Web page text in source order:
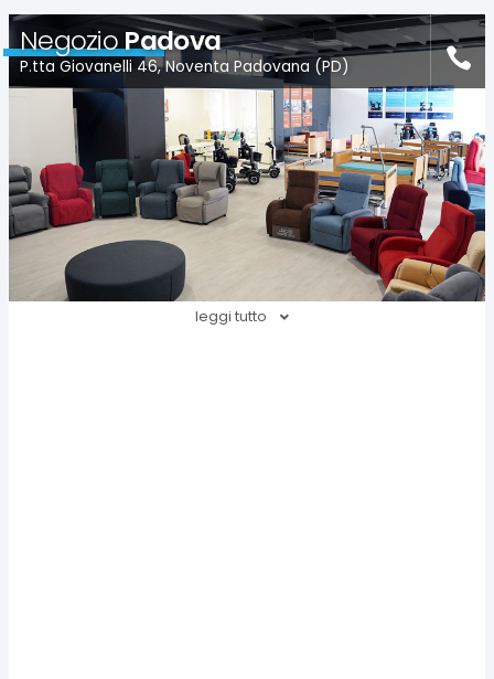
NegozioPadova
P.tta Giovanelli 46, Noventa Padovana (PD)
leggi tutto